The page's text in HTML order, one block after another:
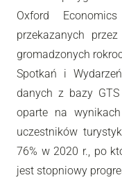
Oxford
przekazanych
gromadzonych
Spotkań i
danych z bazy GTS
oparte na
uczestników
76% w 2020 r., po
jest stopniowy